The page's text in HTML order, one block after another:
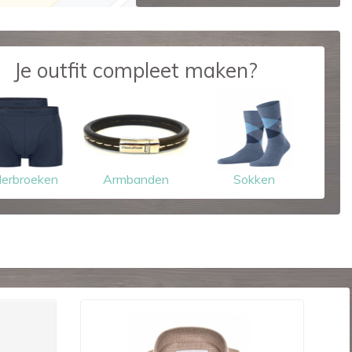
Je outfit compleet maken?
Armbanden Sokken